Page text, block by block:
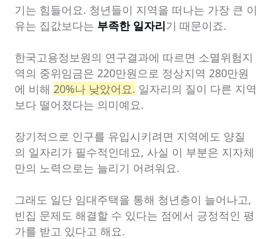
기는 힘들어요. 청년들이 지역을 떠나는 가장 큰 이
유는 집값보다는 부족한 일자리기 때문이죠.
한국고용정보원의 연구결과에 따르면 소멸위험지
역의 중위임금은 220만원으로 정상지역 280만원
에 비해 20%나 낮았어요. 일자리의 질이 다른 지역
보다 떨어졌다는 의미예요.
장기적으로 인구를 유입시키려면 지역에도 양질
의 일자리가 필수적인데요, 사실 이 부분은 지자체
만의 노력으로는 늘리기 어려워요.
그래도 일단 임대주택을 통해 청년층이 늘어나고,
빈집 문제도 해결할 수 있다는 점에서 긍정적인 평
가를 받고 있다고 해요.